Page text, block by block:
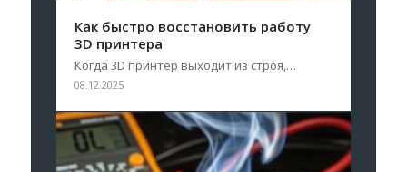
Как быстро восстановить работу
3D принтера
Когда 3D принтер выходит из строя,…
08.12.2025